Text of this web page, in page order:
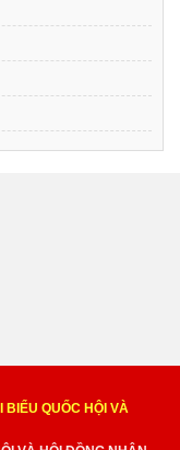
QUỐC HỘI VÀ